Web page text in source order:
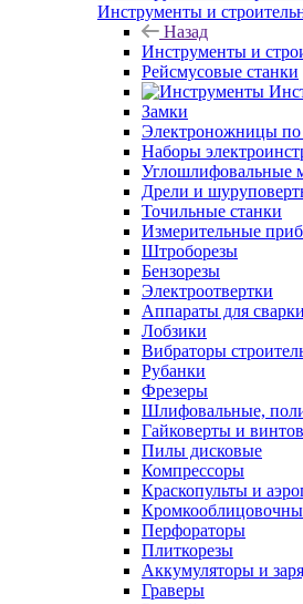
Инструменты и
Назад
Инструменты и
Рейсмусовые станки
Замки
Электроножницы по
Наборы
Дрели и
Точильные станки
Измерительные
Штроборезы
Бензорезы
Электроотвертки
Аппараты для
Лобзики
Вибраторы
Рубанки
Фрезеры
Шлифовальные,
Гайковерты и
Пилы дисковые
Компрессоры
Краскопульты и
Перфораторы
Плиткорезы
Аккумуляторы и
Граверы